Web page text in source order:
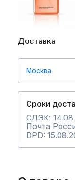
Доставка
Москва
Сроки
СДЭК:
Почта
DPD: